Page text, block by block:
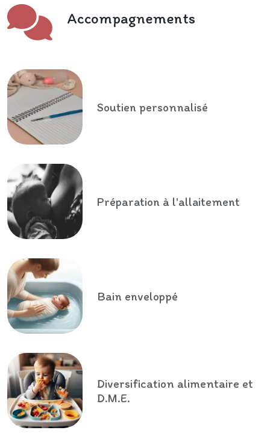
Accompagnements
Soutien personnalisé
Préparation à l'allaitement
Bain enveloppé
Diversification alimentaire et
D.M.E.